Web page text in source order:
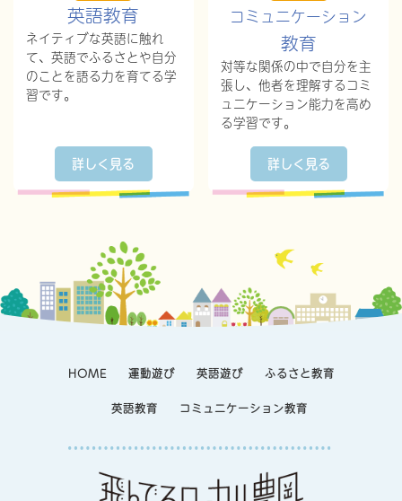
英語教育
ネイティブな英語に触れ
て、英語でふるさとや自分
のことを語る力を育てる学
習です。
詳しく見る
コミュニケーション
教育
対等な関係の中で自分を主
張し、他者を理解するコミ
ュニケーション能力を高め
る学習です。
詳しく見る
HOME 運動遊び 英語遊び ふるさと教育
英語教育 コミュニケーション教育